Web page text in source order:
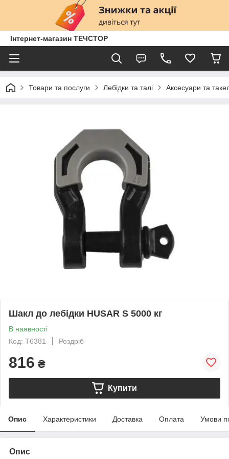
Інтернет-магазин ТЕЧСТОР
Товари та послуги Лебідки та талі Аксесуари та
Шакл до лебідки HUSAR S 5000 кг
В наявності
Код: T6381
Роздріб
816 ₴
Купити
Опис Характеристики Доставка Оплата Умови
Опис